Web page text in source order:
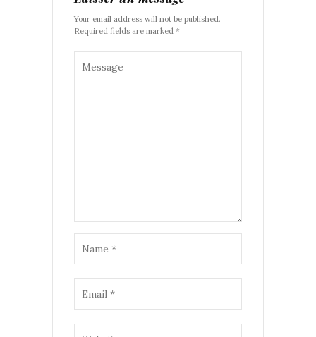
Your email address will not be published.
Required fields are marked *